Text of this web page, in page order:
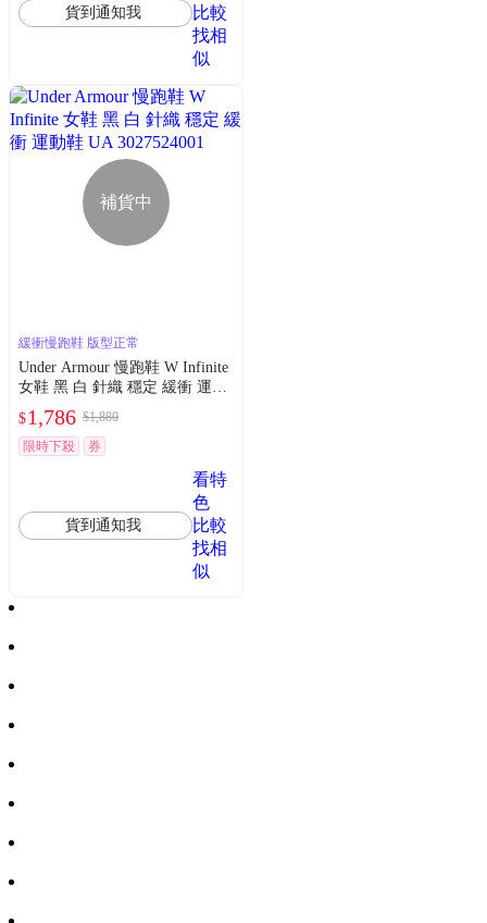
貨到通知我
比較
找相
似
補貨中
緩衝慢跑鞋 版型正常
Under Armour 慢跑鞋 W Infinite
女鞋 黑 白 針織 穩定 緩衝 運動
$1,786 $1,880
限時下殺
券
貨到通知我
看特
色
比較
找相
似